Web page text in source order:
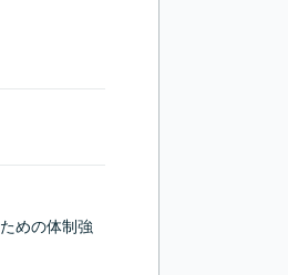
めの体制強